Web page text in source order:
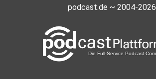
podcast.de ~ 2004-2026